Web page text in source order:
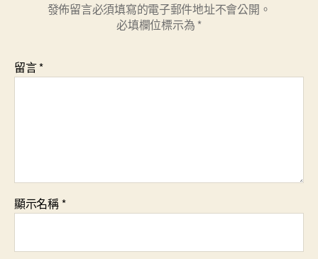
發佈留言必須填寫的電子郵件地址不會公開。
必填欄位標示為 *
留言*
顯示名稱*